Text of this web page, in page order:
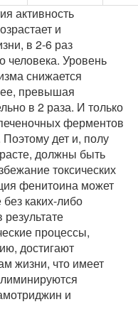
активность
и
в 2-6 раз
Уровень
снижается
превышая
в 2 раза. И только
ферментов
дет и, полу
должны быть
токсических
фенитоина может
каких-либо
процессы,
достигают
жизни, что имеет
и